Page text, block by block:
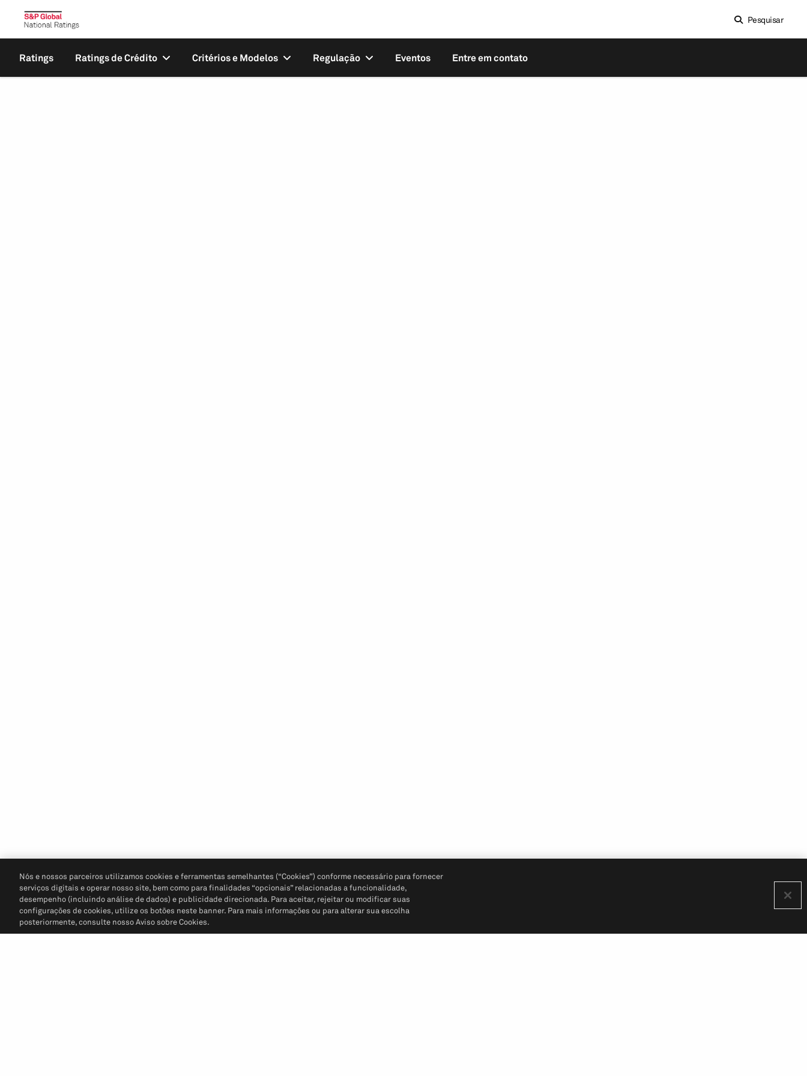
Pesquisar
Ratings Ratings de Crédito Critérios e Modelos Regulação Eventos Entre em contato
Nós e nossos parceiros utilizamos cookies e ferramentas semelhantes (“Cookies”) conforme necessário para fornecer
serviços digitais e operar nosso site, bem como para finalidades “opcionais” relacionadas a funcionalidade,
desempenho (incluindo análise de dados) e publicidade direcionada. Para aceitar, rejeitar ou modificar suas
configurações de cookies, utilize os botões neste banner. Para mais informações ou para alterar sua escolha
posteriormente, consulte nosso Aviso sobre Cookies.